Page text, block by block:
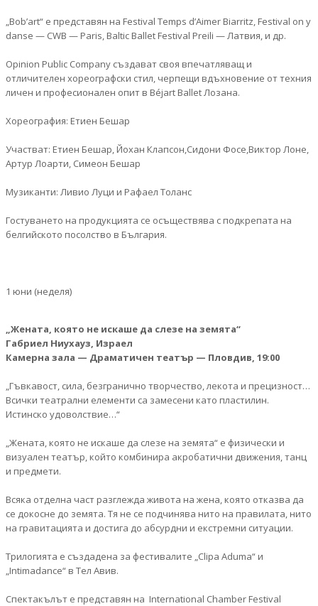
„Bob’art“ е представян на Festival Temps d’Aimer Biarritz, Festival on y
danse — CWB — Paris, Baltic Ballet Festival Preili — Латвия, и др.
Opinion Public Company създават своя впечатляващ и
отличителен хореографски стил, черпещи вдъхновение от техния
личен и професионален опит в Béjart Ballet Лозана.
Хореография: Етиен Бешар
Участват: Етиен Бешар, Йохан Клапсон,Сидони Фосе,Виктор Лоне,
Артур Лоарти, Симеон Бешар
Музиканти: Ливио Луци и Рафаел Толанс
Гостуването на продукцията се осъществява с подкрепата на
белгийското посолство в България.
1 юни (неделя)
„Жената, която не искаше да слезе на земята“
Габриел Ниухауз, Израел
Камерна зала — Драматичен театър — Пловдив, 19:00
„Гъвкавост, сила, безгранично творчество, лекота и прецизност…
Всички театрални елементи са замесени като пластилин.
Истинско удоволствие…“
„Жената, която не искаше да слезе на земята“ е физически и
визуален театър, който комбинира акробатични движения, танц
и предмети.
Всяка отделна част разглежда живота на жена, която отказва да
се докоснe до земята. Tя не се подчинява нито на правилата, нито
на гравитацията и достига до абсурдни и екстремни ситуации.
Трилогията е създадена за фестивалите „Clipa Aduma“ и
„Intimadance“ в Тел Авив.
Спектакълът е представян на International Chamber Festival